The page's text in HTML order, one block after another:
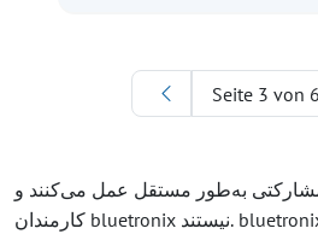
به‌طور مستقل عمل می‌کنند و
کارمندان bluetronix نیستند. bluetronix شریک قراردادی شما